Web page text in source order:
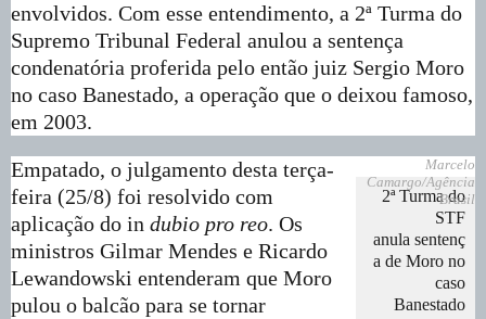
envolvidos. Com esse entendimento, a 2ª Turma do
Supremo Tribunal Federal anulou a sentença
condenatória proferida pelo então juiz Sergio Moro
no caso Banestado, a operação que o deixou famoso,
em 2003.
2ª Turma do
STF
anula sentenç
a de Moro no
caso
Banestado
Marcelo
Camargo/Agência
Brasil
Empatado, o julgamento desta terça-
feira (25/8) foi resolvido com
aplicação do in dubio pro reo. Os
ministros Gilmar Mendes e Ricardo
Lewandowski entenderam que Moro
pulou o balcão para se tornar